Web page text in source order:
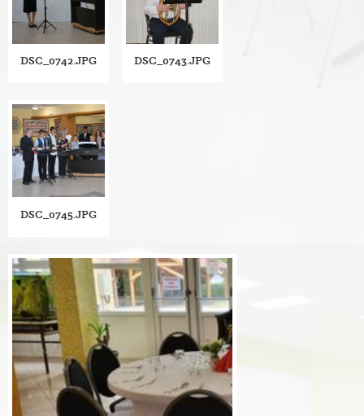
DSC_0742.JPG DSC_0743.JPG
DSC_0745.JPG